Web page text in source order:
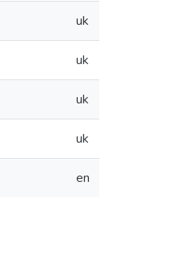
uk
uk
uk
uk
en